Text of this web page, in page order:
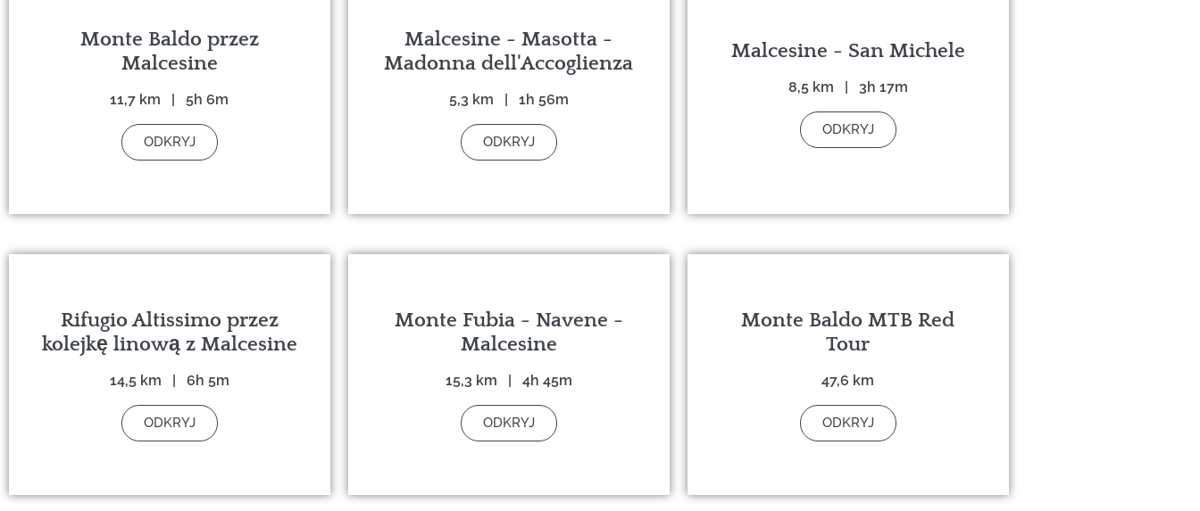
Monte Baldo przez
Malcesine
11,7 km | 5h 6m
ODKRYJ
Malcesine - Masotta -
Madonna dell'Accoglienza
5,3 km | 1h 56m
ODKRYJ
Malcesine - San Michele
8,5 km | 3h 17m
ODKRYJ
Rifugio Altissimo przez
kolejkę linową z Malcesine
14,5 km | 6h 5m
ODKRYJ
Monte Fubia - Navene -
Malcesine
15,3 km | 4h 45m
ODKRYJ
Monte Baldo MTB Red
Tour
47,6 km
ODKRYJ